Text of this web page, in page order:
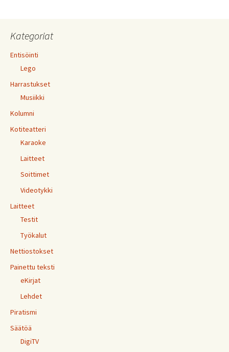
Kategoriat
Entisöinti
Lego
Harrastukset
Musiikki
Kolumni
Kotiteatteri
Karaoke
Laitteet
Soittimet
Videotykki
Laitteet
Testit
Työkalut
Nettiostokset
Painettu teksti
eKirjat
Lehdet
Piratismi
Säätöä
DigiTV